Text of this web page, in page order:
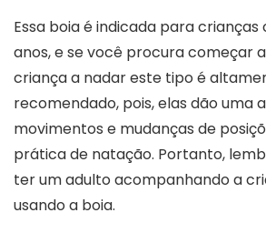
Essa boia é indicada para crianças
anos, e se você procura começar
criança a nadar este tipo é
recomendado, pois, elas dão uma
movimentos e mudanças de
prática de natação. Portanto,
ter um adulto acompanhando a
usando a boia.